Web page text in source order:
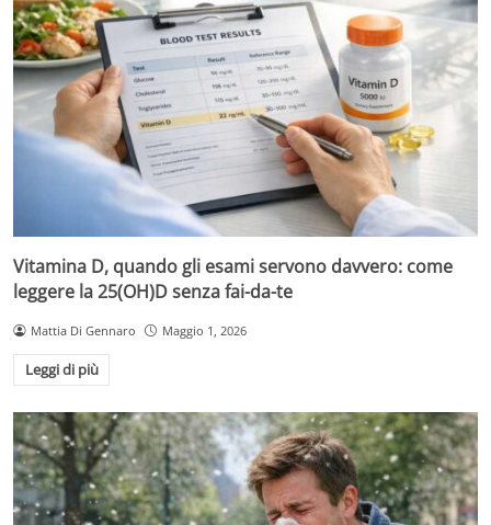
Vitamina D, quando gli esami servono davvero: come
leggere la 25(OH)D senza fai-da-te
Mattia Di Gennaro Maggio 1, 2026
Leggi di più